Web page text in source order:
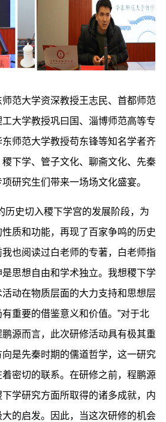
大学资深教授王志民、首都师范
大学教授巩曰国、淄博师范高等专
师范大学教授苟东锋等知名学者齐
下学、管子文化、聊斋文化、先秦
研究生们带来一场场文化盛宴。
史切入稷下学宫的发展阶段，为
质和功能，再现了百家争鸣的历史
也阅读过白老师的专著，白老师指
思想自由和学术独立。我想稷下学
动在物质层面的大力支持和思想层
重要的借鉴意义和价值。”对于北
源而言，此次研修活动具有极其重
是先秦时期的儒道哲学，这一研究
密切的联系。在研修之前，程鹏源
学研究方面所取得的诸多成就，内
的启发。因此，当这次研修的机会